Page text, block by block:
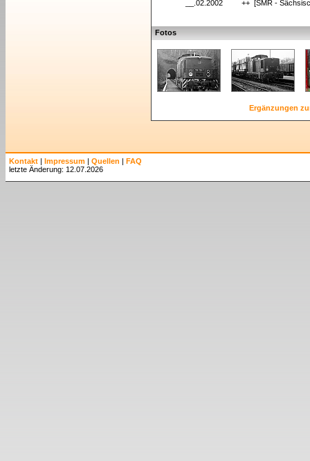
__.02.2002
++ [SMR -
Fotos
Ergänzungen
Kontakt | Impressum | Quellen | FAQ
letzte Änderung: 12.07.2026